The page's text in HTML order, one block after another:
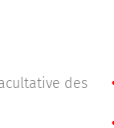
des